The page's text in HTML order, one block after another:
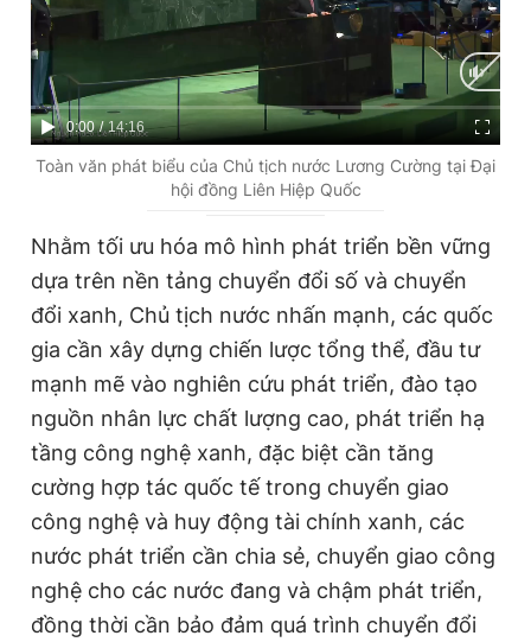
C
u
i
m
e
0:00 / D
u
n
14:16
Toàn văn phát biểu của Chủ tịch nước Lương Cường tại Đại
hội đồng Liên Hiệp Quốc
Nhằm tối ưu hóa mô hình phát triển bền vững
dựa trên nền tảng chuyển đổi số và chuyển
đổi xanh, Chủ tịch nước nhấn mạnh, các quốc
gia cần xây dựng chiến lược tổng thể, đầu tư
mạnh mẽ vào nghiên cứu phát triển, đào tạo
nguồn nhân lực chất lượng cao, phát triển hạ
tầng công nghệ xanh, đặc biệt cần tăng
cường hợp tác quốc tế trong chuyển giao
công nghệ và huy động tài chính xanh, các
nước phát triển cần chia sẻ, chuyển giao công
nghệ cho các nước đang và chậm phát triển,
đồng thời cần bảo đảm quá trình chuyển đổi